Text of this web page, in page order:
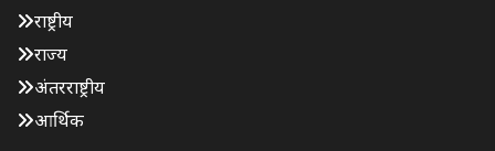
राष्ट्रीय
राज्य
अंतरराष्ट्रीय
आर्थिक